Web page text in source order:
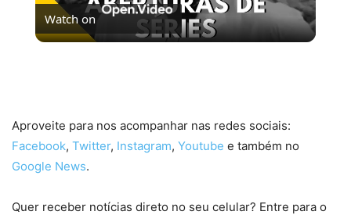
Video
Watch on
Aproveite para nos acompanhar nas redes sociais:
Facebook, Twitter, Instagram, Youtube e também no
Google News.
Quer receber notícias direto no seu celular? Entre para o